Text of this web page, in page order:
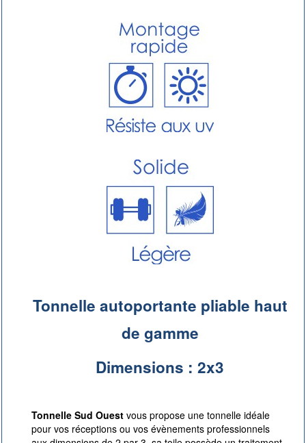
Tonnelle autoportante pliable haut
de gamme
Dimensions : 2x3
Tonnelle Sud Ouestvous propose une tonnelle idéale
pour vos réceptions ou vos évènements professionnels